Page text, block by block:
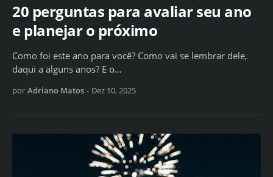
20 perguntas para avaliar seu ano
e planejar o próximo
Como foi este ano para você? Como vai se lembrar dele,
daqui a alguns anos? E o…
por Adriano Matos - Dez 10, 2025